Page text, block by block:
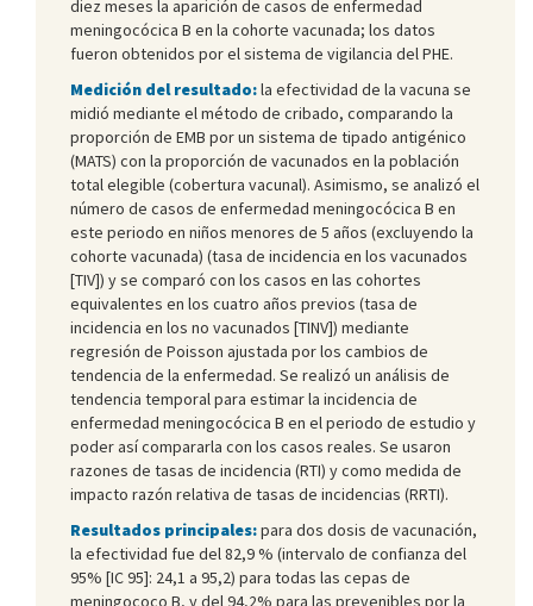
diez meses la aparición de casos de enfermedad
meningocócica B en la cohorte vacunada; los datos
fueron obtenidos por el sistema de vigilancia del PHE.
Medición del resultado:la efectividad de la vacuna se
midió mediante el método de cribado, comparando la
proporción de EMB por un sistema de tipado antigénico
(MATS) con la proporción de vacunados en la población
total elegible (cobertura vacunal). Asimismo, se analizó el
número de casos de enfermedad meningocócica B en
este periodo en niños menores de 5 años (excluyendo la
cohorte vacunada) (tasa de incidencia en los vacunados
[TIV]) y se comparó con los casos en las cohortes
equivalentes en los cuatro años previos (tasa de
incidencia en los no vacunados [TINV]) mediante
regresión de Poisson ajustada por los cambios de
tendencia de la enfermedad. Se realizó un análisis de
tendencia temporal para estimar la incidencia de
enfermedad meningocócica B en el periodo de estudio y
poder así compararla con los casos reales. Se usaron
razones de tasas de incidencia (RTI) y como medida de
impacto razón relativa de tasas de incidencias (RRTI).
Resultados principales:para dos dosis de vacunación,
la efectividad fue del 82,9 % (intervalo de confianza del
95% [IC 95]: 24,1 a 95,2) para todas las cepas de
meningococo B, y del 94,2% para las prevenibles por la